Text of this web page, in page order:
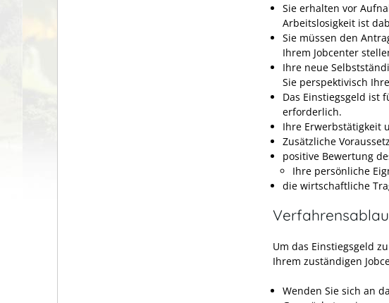
Sie erhalten vor
Arbeitslosigkeit ist
Sie müssen den
Ihrem Jobcenter
Ihre neue
Sie perspektivisch
Das Einstiegsgeld ist
erforderlich.
Ihre Erwerbstätigkeit
Zusätzliche
positive Bewertung
Ihre persönliche
die wirtschaftliche
Um das Einstiegsgeld
Ihrem zuständigen
Wenden Sie sich an